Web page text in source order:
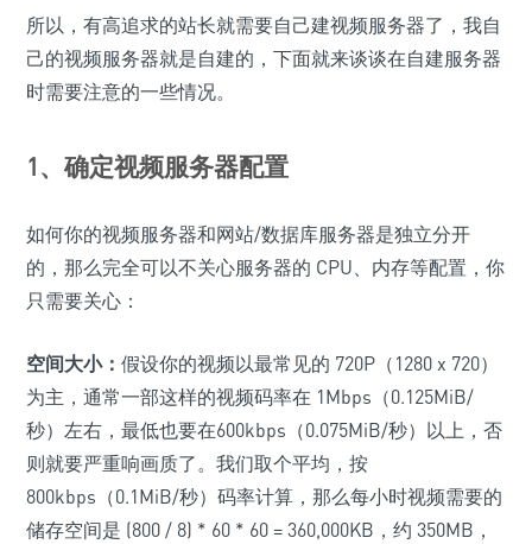
所以，有高追求的站长就需要自己建视频服务器了，我自
己的视频服务器就是自建的，下面就来谈谈在自建服务器
时需要注意的一些情况。
1、确定视频服务器配置
如何你的视频服务器和网站/数据库服务器是独立分开
的，那么完全可以不关心服务器的 CPU、内存等配置，你
只需要关心：
空间大小： 假设你的视频以最常见的 720P（1280 x 720）
为主，通常一部这样的视频码率在 1Mbps（0.125MiB/
秒）左右，最低也要在600kbps（0.075MiB/秒）以上，否
则就要严重响画质了。我们取个平均，按
800kbps（0.1MiB/秒）码率计算，那么每小时视频需要的
储存空间是 (800 / 8) * 60 * 60 = 360,000KB，约 350MB，